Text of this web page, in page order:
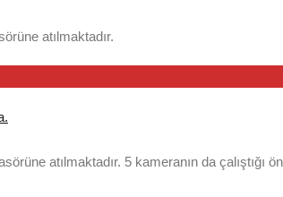
atılmaktadır.
atılmaktadır. 5 kameranın da çalıştığı